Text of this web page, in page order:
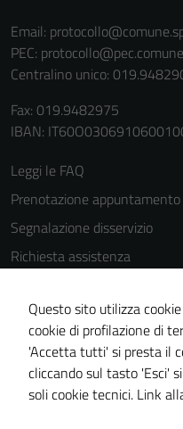
Email:
PEC:
Centralino unico:
Fax: 019.9482975
IBAN:
Leggi le FAQ
Prenotazione appuntamento
Segnalazione disservizio
Richiesta assistenza
Informativa privacy
Cookie Policy
Note legali
Dichiarazione di accessibilità
Questo sito utilizza
cookie di profilazione di
'Accetta tutti' si presta il
cliccando sul tasto 'Esci'
soli cookie tecnici. Link